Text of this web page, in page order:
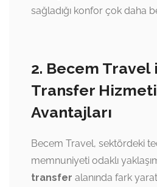
sağladığı konfor çok daha
2. Becem Travel
Transfer
Avantajları
Becem Travel, sektördeki
memnuniyeti odaklı
transfer alanında fark